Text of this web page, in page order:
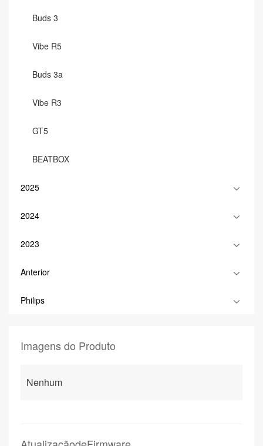
Buds 3
Vibe R5
Buds 3a
Vibe R3
GT5
BEATBOX
2025
2024
2023
Anterior
Philips
Imagens do Produto
Nenhum